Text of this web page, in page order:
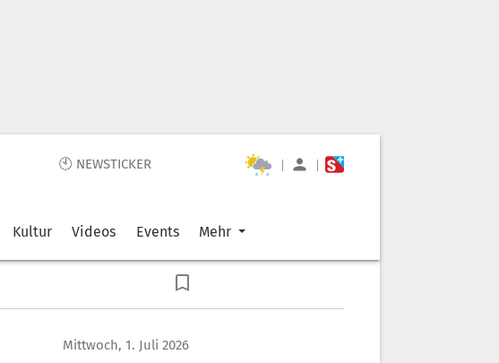
🕙 NEWSTICKER | |
Kultur Videos Events Mehr
Mittwoch, 1. Juli 2026